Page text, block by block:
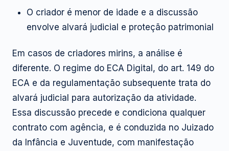
O criador é menor de idade e a discussão
envolve alvará judicial e proteção patrimonial
Em casos de criadores mirins, a análise é
diferente. O regime do ECA Digital, do art. 149 do
ECA e da regulamentação subsequente trata do
alvará judicial para autorização da atividade.
Essa discussão precede e condiciona qualquer
contrato com agência, e é conduzida no Juizado
da Infância e Juventude, com manifestação